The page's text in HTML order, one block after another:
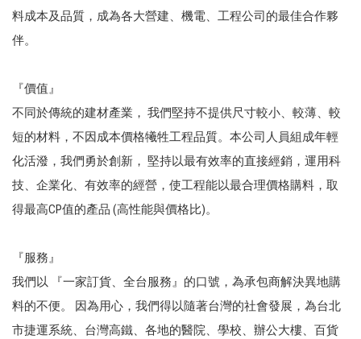
料成本及品質，成為各大營建、機電、工程公司的最佳合作夥
伴。
『價值』
不同於傳統的建材產業， 我們堅持不提供尺寸較小、較薄、較
短的材料，不因成本價格犧牲工程品質。本公司人員組成年輕
化活潑，我們勇於創新， 堅持以最有效率的直接經銷，運用科
技、企業化、有效率的經營，使工程能以最合理價格購料，取
得最高CP值的產品 (高性能與價格比)。
『服務』
我們以 『一家訂貨、全台服務』的口號，為承包商解決異地購
料的不便。 因為用心，我們得以隨著台灣的社會發展，為台北
市捷運系統、台灣高鐵、各地的醫院、學校、辦公大樓、百貨